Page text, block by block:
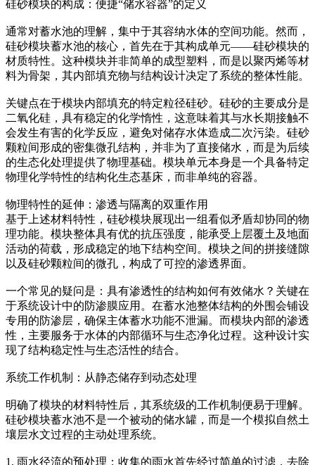
硅砂模块的构成：便捷“储水容器”的定义
通常对蓄水池的理解，集中于其容纳水体的空间功能。然而，
硅砂模块蓄水池的核心，首先在于其构成单元——硅砂模块的
材质特性。这种模块并非简单的成型塑料，而是以聚丙烯等材
料为骨架，其内部填充物与结构设计决定了系统的整体性能。
关键点在于模块内部填充的特定粒径硅砂。硅砂的主要成分是
二氧化硅，具有稳定的化学惰性，这意味着其与水长期接触不
会发生有害的化学反应，避免对储存水体造成二次污染。硅砂
颗粒间形成的密集微孔结构，并非为了直接储水，而是为后续
的生态化处理提供了物理基础。模块单元本身是一个具备特定
物理化学特性的结构化生态基床，而非单纯的容器。
物理特性的延伸：渗透与隔离的双重作用
基于上述材料特性，硅砂模块展现出一组看似矛盾却协同的物
理功能。模块整体具有优的抗压强度，能承受上层覆土及地面
活动的荷载，形成稳定的地下结构空间。模块之间的拼接缝隙
以及硅砂颗粒间的微孔，构成了可控的渗透界面。
一个常见的疑问是：具有渗透性的结构如何有效储水？关键在
于系统设计中的防渗膜应用。在蓄水池整体结构的外围会铺设
专用的防渗层，确保主体蓄水功能不泄漏。而模块内部的渗透
性，主要服务于水体的内部循环与生态净化过程。这种设计实
现了结构稳定性与生态活性的结合。
系统工作机制：从静态储存到动态处理
明确了模块的材料特性后，其系统级的工作机制便易于理解。
硅砂模块蓄水池不是一个被动的储水罐，而是一个模拟自然土
壤层水文过程的主动处理系统。
1. 雨水径流的预处理：收集的雨水首先经过简单的过滤，去除